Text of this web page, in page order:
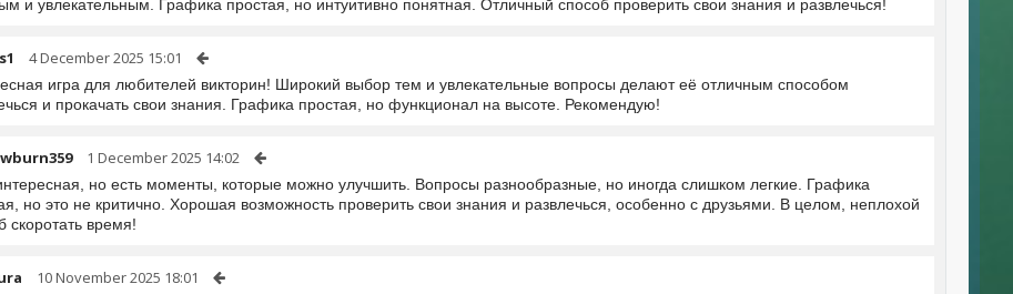
и увлекательным. Графика простая, но интуитивно понятная. Отличный способ проверить свои знания и развлечься!
4 December 2025 15:01
игра для любителей викторин! Широкий выбор тем и увлекательные вопросы делают её отличным способом
и прокачать свои знания. Графика простая, но функционал на высоте. Рекомендую!
1 December 2025 14:02
но есть моменты, которые можно улучшить. Вопросы разнообразные, но иногда слишком легкие. Графика
но это не критично. Хорошая возможность проверить свои знания и развлечься, особенно с друзьями. В целом, неплохой
скоротать время!
10 November 2025 18:01